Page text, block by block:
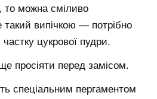
то можна сміливо
такий випічкою — потрібно
частку цукрової пудри.
просіяти перед замісом.
спеціальним пергаментом